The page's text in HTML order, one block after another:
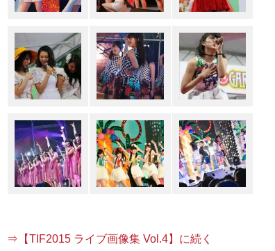
⇒【TIF2015 ライブ画像集 Vol.4】に続く